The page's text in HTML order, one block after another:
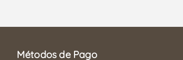
Métodos de Pago